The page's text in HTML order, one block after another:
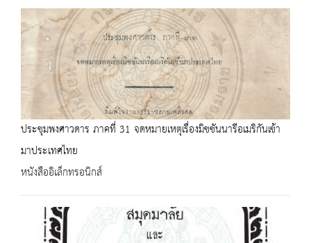
ประชุมพงศาวดาร ภาคที่ 31 จดหมายเหตุเรื่องมิชชันนารีอเมริกันเข้า
มาประเทศไทย
หนังสืออิเล็กทรอนิกส์